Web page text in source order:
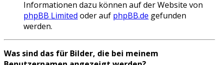
Informationen dazu können auf der Website von
phpBB Limited oder auf phpBB.de gefunden
werden.
Was sind das für Bilder, die bei meinem